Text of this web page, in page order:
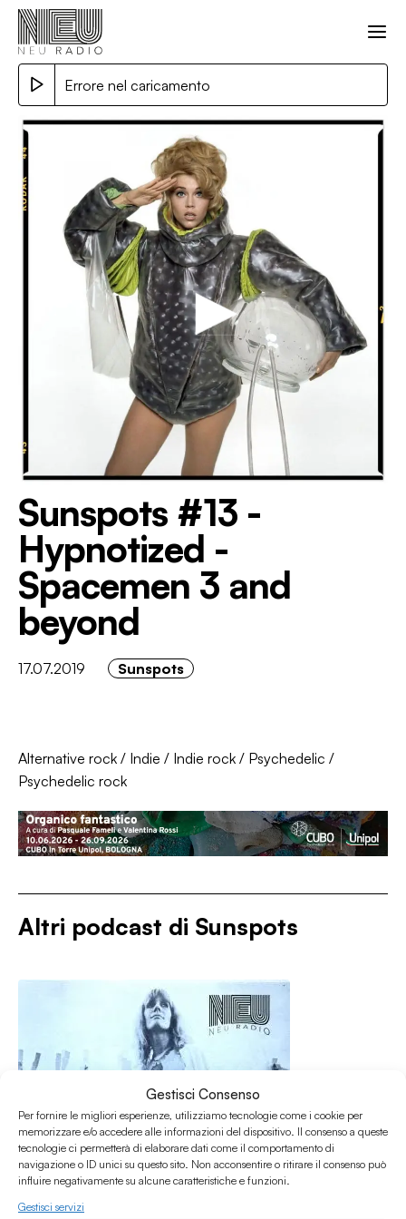
Gestisci Consenso
Per fornire le migliori esperienze, utilizziamo tecnologie come i cookie per
memorizzare e/o accedere alle informazioni del dispositivo. Il consenso a queste
tecnologie ci permetterà di elaborare dati come il comportamento di
navigazione o ID unici su questo sito. Non acconsentire o ritirare il consenso può
influire negativamente su alcune caratteristiche e funzioni.
Gestisci servizi
Errore nel caricamento
Sunspots #13 -
Hypnotized -
Spacemen 3 and
beyond
17.07.2019 Sunspots
Alternative rock / Indie / Indie rock / Psychedelic /
Psychedelic rock
Altri podcast di Sunspots